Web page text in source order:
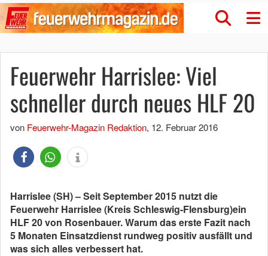
Feuerwehr Harrislee: Viel
schneller durch neues HLF 20
von Feuerwehr-Magazin Redaktion, 12. Februar 2016
Harrislee (SH) – Seit September 2015 nutzt die
Feuerwehr Harrislee (Kreis Schleswig-Flensburg)ein
HLF 20 von Rosenbauer. Warum das erste Fazit nach
5 Monaten Einsatzdienst rundweg positiv ausfällt und
was sich alles verbessert hat.